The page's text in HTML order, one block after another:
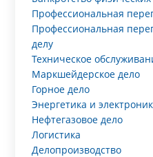
Профессиональная
Профессиональная
делу
Техническое
Маркшейдерское дело
Горное дело
Энергетика и
Нефтегазовое дело
Логистика
Делопроизводство